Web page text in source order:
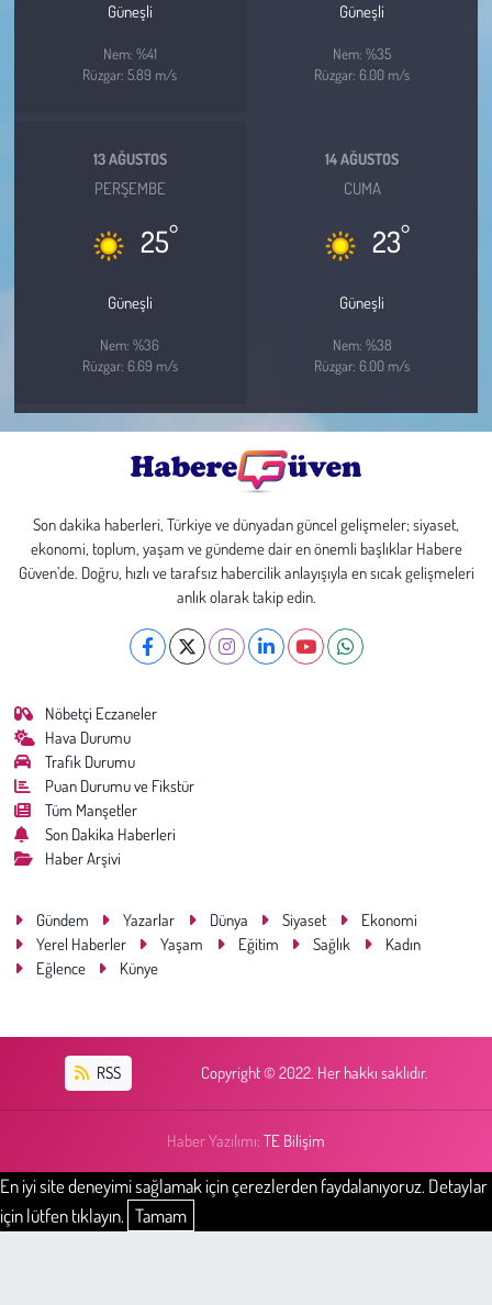
Güneşli
Nem: %41
Rüzgar: 5.89 m/s
Güneşli
Nem: %35
Rüzgar: 6.00 m/s
13 AĞUSTOS
PERŞEMBE
25°
Güneşli
Nem: %36
Rüzgar: 6.69 m/s
14 AĞUSTOS
CUMA
23°
Güneşli
Nem: %38
Rüzgar: 6.00 m/s
Son dakika haberleri, Türkiye ve dünyadan güncel gelişmeler; siyaset,
ekonomi, toplum, yaşam ve gündeme dair en önemli başlıklar Habere
Güven’de. Doğru, hızlı ve tarafsız habercilik anlayışıyla en sıcak gelişmeleri
anlık olarak takip edin.
Nöbetçi Eczaneler
Hava Durumu
Trafik Durumu
Puan Durumu ve Fikstür
Tüm Manşetler
Son Dakika Haberleri
Haber Arşivi
Gündem Yazarlar Dünya Siyaset
Ekonomi
Yerel Haberler
Yaşam Eğitim Sağlık
Kadın
Eğlence
Künye
RSS Copyright © 2022. Her hakkı saklıdır.
Haber Yazılımı: TE Bilişim
En iyi site deneyimi sağlamak için çerezlerden faydalanıyoruz. Detaylar
için lütfen tıklayın. Tamam